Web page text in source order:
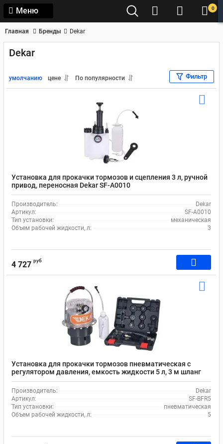
Меню 0
Главная Бренды Dekar
Dekar
умолчанию цене По популярности Фильтр
Установка для прокачки тормозов и сцепления 3 л, ручной
привод, переносная Dekar SF-A0010
Производитель:
Dekar
Артикул:
SF-A0010
Тип установки:
механическая
Объем рабочей жидкости, л:
3
4 727 руб
Установка для прокачки тормозов пневматическая с
регулятором давления, емкость жидкости 5 л, 3 м шланг
Dekar SF-BFR5
Производитель:
Dekar
Артикул:
SF-BFR5
Тип установки:
пневматическая
Объем рабочей жидкости, л:
5